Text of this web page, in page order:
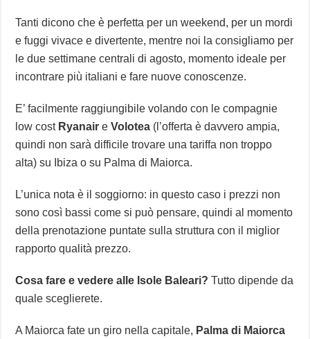
Tanti dicono che è perfetta per un weekend, per un mordi
e fuggi vivace e divertente, mentre noi la consigliamo per
le due settimane centrali di agosto, momento ideale per
incontrare più italiani e fare nuove conoscenze.
E’ facilmente raggiungibile volando con le compagnie
low cost RyanaireVolotea (l’offerta è davvero ampia,
quindi non sarà difficile trovare una tariffa non troppo
alta) su Ibiza o su Palma di Maiorca.
L’unica nota è il soggiorno: in questo caso i prezzi non
sono così bassi come si può pensare, quindi al momento
della prenotazione puntate sulla struttura con il miglior
rapporto qualità prezzo.
Cosa fare e vedere alle Isole Baleari? Tutto dipende da
quale sceglierete.
A Maiorca fate un giro nella capitale, Palma di Maiorca